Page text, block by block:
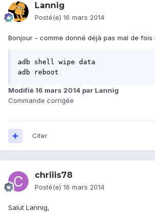
Lannig
Posté(e) 16 mars 2014
Bonjour - comme donné déjà pas mal de fois
adb shell wipe data
adb reboot
Modifié 16 mars 2014 par Lannig
Commande corrigée
Citer
chriiis78
Posté(e) 16 mars 2014
Salut Lannig,